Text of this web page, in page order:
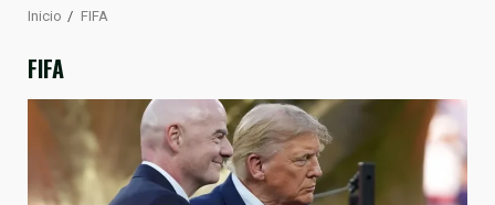
Inicio FIFA
FIFA